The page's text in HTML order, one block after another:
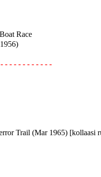
Race
- - - - - - - - - - -
Trail (Mar 1965) [kollaasi